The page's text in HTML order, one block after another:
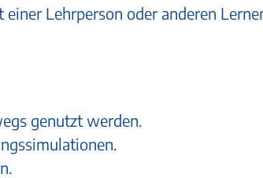
Lehrperson oder anderen
genutzt werden.